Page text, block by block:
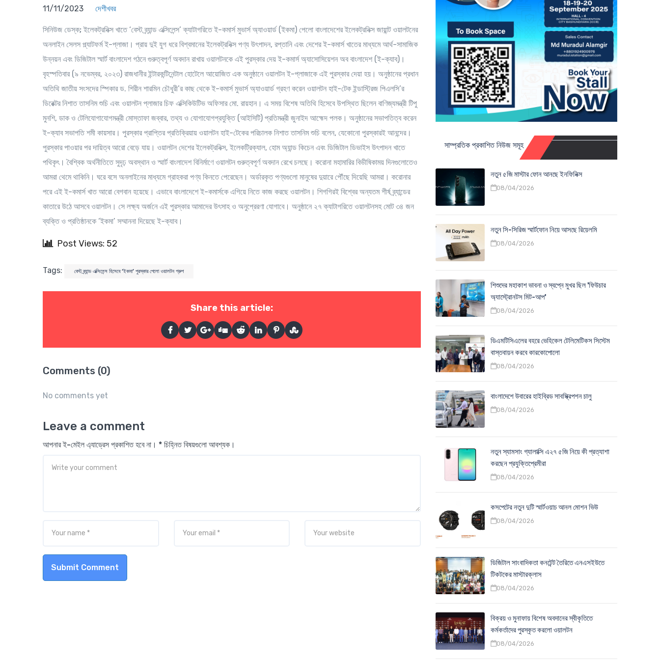
11/11/2023 দেশীখবর
সিনিউজ ডেস্ক; ইলেকট্রনিক্স খাতে ‘বেস্ট ব্র্যান্ড এক্সিলেন্স’ ক্যাটাগরিতে ই-কমার্স মুভার্স অ্যাওয়ার্ড (ইকমা) পেলো বাংলাদেশের ইলেকট্রনিক্স জায়ান্ট ওয়ালটনের
অনলাইন সেলস প্ল্যাটফর্ম ই-প্লাজা। প্রায় দুই যুগ ধরে বিশ্বমানের ইলেকট্রনিক্স পণ্য উৎপাদন, রপ্তানি এবং দেশের ই-কমার্স খাতের মাধ্যমে আর্থ-সামাজিক
উন্নয়ন এবং ডিজিটাল স্মার্ট বাংলাদেশ গঠনে গুরুত্বপূর্ণ অবদান রাখায় ওয়ালটনকে এই পুরস্কার দেয় ই-কমার্স অ্যাসোসিয়েশন অব বাংলাদেশ (ই-ক্যাব)।
বৃহস্পতিবার (৯ নভেম্বর, ২০২৩) রাজধানীর ইন্টারকন্টিনেন্টাল হোটেলে আয়োজিত এক অনুষ্ঠানে ওয়ালটন ই-প্লাজাকে এই পুরস্কার দেয়া হয়। অনুষ্ঠানের প্রধান
অতিথি জাতীয় সংসদের স্পিকার ড. শিরীন শারমিন চৌধুরী’র কাছ থেকে ই-কমার্স মুভার্স অ্যাওয়ার্ড গ্রহণ করেন ওয়ালটন হাই-টেক ইন্ডাস্ট্রিজ পিএলসি’র
ডিরেক্টর নিশাত তাসনিম শুচি এবং ওয়ালটন প্লাজার চিফ এক্সিকিউটিভ অফিসার মো. রায়হান। এ সময় বিশেষ অতিথি হিসেবে উপস্থিত ছিলেন বাণিজ্যমন্ত্রী টিপু
মুনশি, ডাক ও টেলিযোগাযোগমন্ত্রী মোস্তাফা জব্বার, তথ্য ও যোগাযোগপ্রযুক্তি (আইসিটি) প্রতিমন্ত্রী জুনাইদ আহ্মেদ পলক। অনুষ্ঠানের সভাপতিত্ব করেন
ই-ক্যাব সভাপতি শমী কায়সার। পুরস্কার প্রাপ্তির প্রতিক্রিয়ায় ওয়ালটন হাই-টেকের পরিচালক নিশাত তাসনিম শুচি বলেন, যেকোনো পুরস্কারই আনন্দের।
পুরস্কার পাওয়ার পর দায়িত্ব আরো বেড়ে যায়। ওয়ালটন দেশের ইলেকট্রনিক্স, ইলেকট্রিক্যাল, হোম অ্যান্ড কিচেন এবং ডিজিটাল ডিভাইস উৎপাদন খাতে
পথিকৃৎ। বৈশ্বিক অর্থনীতিতে সুদৃঢ় অবস্থান ও স্মার্ট বাংলাদেশ বিনির্মাণে ওয়ালটন গুরুত্বপূর্ণ অবদান রেখে চলছে। করোনা মহামারির বিভীষিকাময় দিনগুলোতেও
আমরা থেমে থাকিনি। ঘরে বসে অনলাইনের মাধ্যমে গ্রাহকরা পণ্য কিনতে পেরেছেন। অর্ডারকৃত পণ্যগুলো মানুষের দুয়ারে পৌঁছে দিয়েছি আমরা। করোনার
পরে এই ই-কমার্স খাত আরো বেগবান হয়েছে। এভাবে বাংলাদেশে ই-কমার্সকে এগিয়ে নিতে কাজ করছে ওয়ালটন। শিগগিরই বিশ্বের অন্যতম শীর্ষ ব্র্যান্ডের
কাতারে উঠে আসবে ওয়ালটন। সে লক্ষ্য অর্জনে এই পুরস্কার আমাদের উৎসাহ ও অনুপ্রেরণা যোগাবে। অনুষ্ঠানে ২৭ ক্যাটাগরিতে ওয়ালটনসহ মোট ৩৪ জন
ব্যক্তি ও প্রতিষ্ঠানকে ‘ইকমা’ সম্মাননা দিয়েছে ই-ক্যাব।
Post Views: 52
Tags: বেস্ট ব্র্যান্ড এক্সিলেন্স হিসেবে ‘ইকমা’ পুরস্কার পেলো ওয়ালটন গ্রুপ
Share this article:
Comments (0)
No comments yet
Leave a comment
আপনার ই-মেইল এ্যাড্রেস প্রকাশিত হবে না। * চিহ্নিত বিষয়গুলো আবশ্যক।
Submit Comment
সাম্প্রতিক প্রকাশিত নিউজ সমূহ
নতুন ৫জি মাস্টার ফোন আনছে ইনফিনিক্স
08/04/2026
নতুন সি-সিরিজ স্মার্টফোন নিয়ে আসছে রিয়েলমি
08/04/2026
শিশুদের মহাকাশ ভাবনা ও স্বপ্নে মুখর ছিল 'ফিউচার
অ্যাস্ট্রোনটস মিট-আপ'
08/04/2026
ডিএমটিসিএলের বহরে ভেহিকেল টেলিমেটিকস সিস্টেম
বাস্তবায়ন করবে কারকোপোলো
08/04/2026
বাংলাদেশে উবারের হাইব্রিড সাবস্ক্রিপশন চালু
08/04/2026
নতুন স্যামসাং গ্যালাক্সি এ২৭ ৫জি নিয়ে কী প্রত্যাশা
করছেন প্রযুক্তিপ্রেমীরা
08/04/2026
কসপেটের নতুন দুটি স্মার্টওয়াচ আনল মোশন ভিউ
08/04/2026
ডিজিটাল সাংবাদিকতা কনটেন্ট তৈরিতে এনএসইউতে
টিকটকের মাস্টারক্লাস
08/04/2026
বিক্রয় ও মুনাফায় বিশেষ অবদানের স্বীকৃতিতে
কর্মকর্তাদের পুরস্কৃত করলো ওয়ালটন
08/04/2026